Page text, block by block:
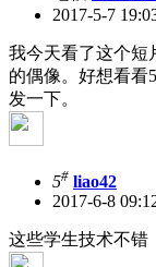
2017-5-7
我今天看了这个短
的偶像。好想看看
发一下。
5# liao42
2017-6-8
这些学生技术不错